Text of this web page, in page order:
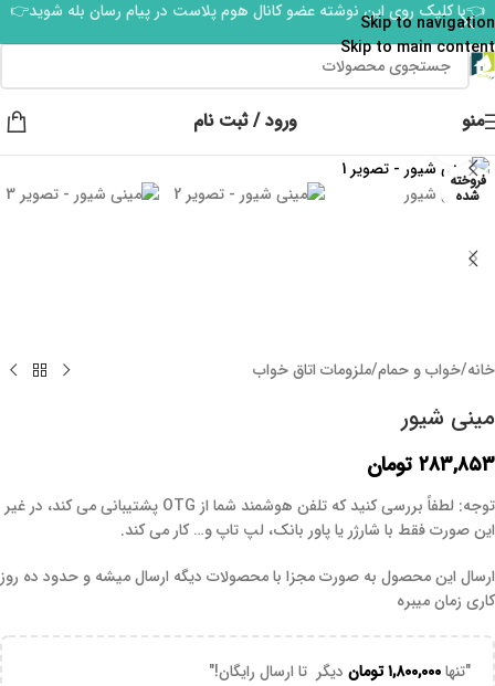
Skip to navigation
Skip to main content
👈با کلیک روی این نوشته عضو کانال هوم پلاست در پیام رسان بله شوید👉
منو ورود / ثبت نام
فروخته
شده
خانه/خواب و حمام/ملزومات اتاق خواب
مینی شیور
۲۸۳,۸۵۳ تومان
توجه: لطفاً بررسی کنید که تلفن هوشمند شما از OTG پشتیبانی می کند، در غیر
این صورت فقط با شارژر یا پاور بانک، لپ تاپ و… کار می کند.
ارسال این محصول به صورت مجزا با محصولات دیگه ارسال میشه و حدود ده روز
کاری زمان میبره
"تنها۱,۸۰۰,۰۰۰تومان دیگر تا ارسال رایگان!"